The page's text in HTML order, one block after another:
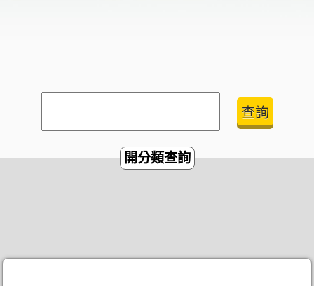
開分類查詢